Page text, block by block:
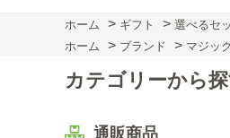
ホーム > ギフト > 選べるセ
ホーム
> ブランド > マジッ
カテゴリーから
通販商品